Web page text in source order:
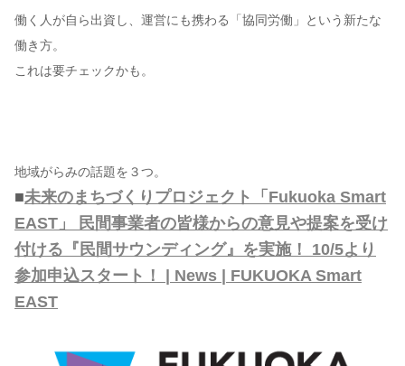
働く人が自ら出資し、運営にも携わる「協同労働」という新たな
働き方。
これは要チェックかも。
地域がらみの話題を３つ。
■未来のまちづくりプロジェクト「Fukuoka Smart
EAST」 民間事業者の皆様からの意見や提案を受け
付ける『民間サウンディング』を実施！ 10/5より
参加申込スタート！ | News | FUKUOKA Smart
EAST